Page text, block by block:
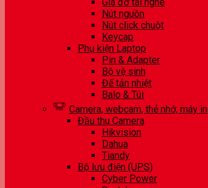
Nút nguồn
Nút click chuột
Keycap
Phụ kiện Laptop
Pin & Adapter
Bộ vệ sinh
Đế tản nhiệt
Balo & Túi
Camera, webcam, thẻ nhớ, máy in
Đầu thu Camera
Hikvision
Dahua
Tiandy
Bộ lưu điện (UPS)
Cyber Power